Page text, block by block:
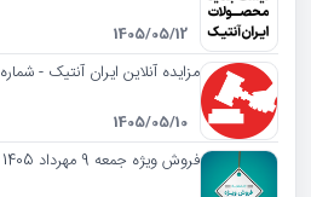
1405/05/12
مزایده آنلاین ایران آنتیک - شماره 196
1405/05/10
فروش ویژه جمعه 9 مهرداد 1405